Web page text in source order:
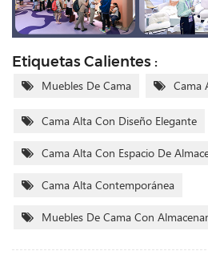
Etiquetas Calientes :
Muebles De Cama Cama
Cama Alta Con Diseño Elegante
Cama Alta Con Espacio De
Cama Alta Contemporánea
Muebles De Cama Con